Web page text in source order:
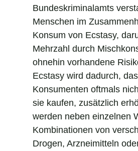
Bundeskriminalamts
Menschen im
Konsum von Ecstasy,
Mehrzahl durch
ohnehin vorhandene
Ecstasy wird dadurch,
Konsumenten oftmals
sie kaufen, zusätzlich
werden neben einzelnen
Kombinationen von
Drogen, Arzneimitteln